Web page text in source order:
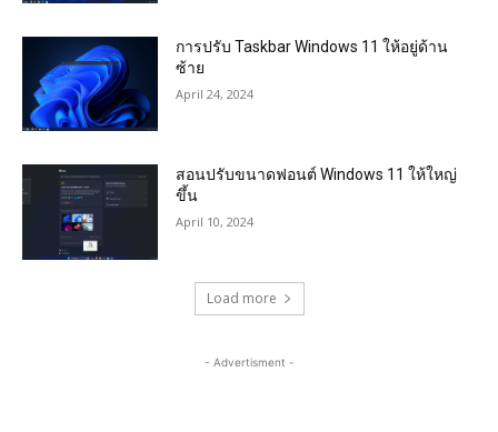
การปรับ Taskbar Windows 11 ให้อยู่ด้าน
ซ้าย
April 24, 2024
สอนปรับขนาดฟอนต์ Windows 11 ให้ใหญ่
ขึ้น
April 10, 2024
Load more
- Advertisment -